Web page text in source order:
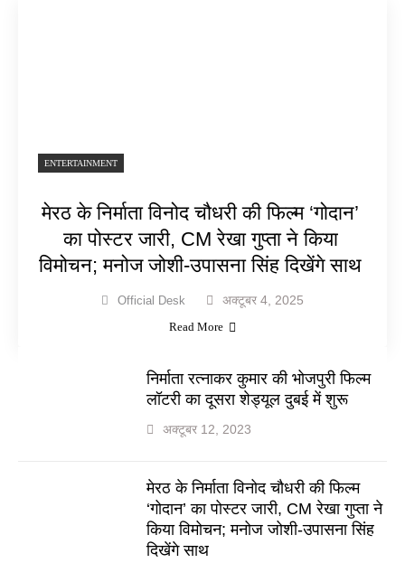
ENTERTAINMENT
मेरठ के निर्माता विनोद चौधरी की फिल्म ‘गोदान’
का पोस्टर जारी, CM रेखा गुप्ता ने किया
विमोचन; मनोज जोशी-उपासना सिंह दिखेंगे साथ
Official Desk अक्टूबर 4, 2025
Read More
निर्माता रत्नाकर कुमार की भोजपुरी फिल्म
लॉटरी का दूसरा शेड्यूल दुबई में शुरू
अक्टूबर 12, 2023
मेरठ के निर्माता विनोद चौधरी की फिल्म
‘गोदान’ का पोस्टर जारी, CM रेखा गुप्ता ने
किया विमोचन; मनोज जोशी-उपासना सिंह
दिखेंगे साथ